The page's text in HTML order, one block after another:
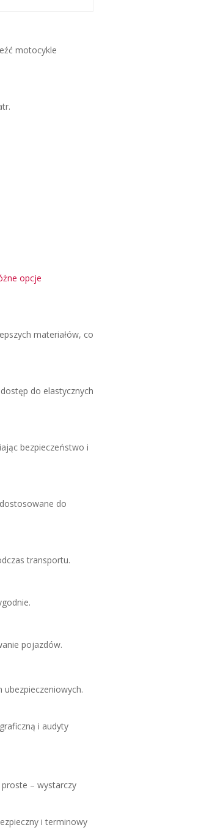
motocykle
opcje
materiałów, co
do elastycznych
bezpieczeństwo i
do
transportu.
pojazdów.
ubezpieczeniowych.
i audyty
– wystarczy
i terminowy